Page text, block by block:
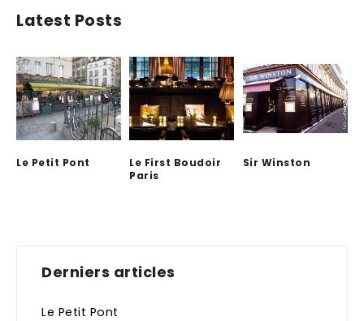
Latest Posts
Le Petit Pont
Le First Boudoir
Paris
Sir Winston
Derniers articles
Le Petit Pont